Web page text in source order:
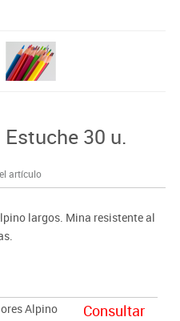
30 u.
artículo
largos. Mina resistente al
Alpino
Consultar